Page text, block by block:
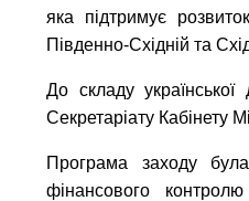
яка підтримує
Південно-Східній та
До складу української
Секретаріату Кабінету
Програма заходу
фінансового